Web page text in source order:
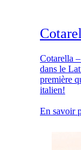
Cotarella
dans le
première
italien!
En savoir